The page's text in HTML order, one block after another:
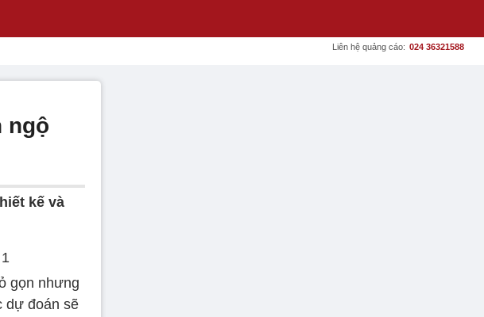
Liên hệ quảng cáo: 024 36321588
ngộ
kế và
gọn nhưng
dự đoán sẽ